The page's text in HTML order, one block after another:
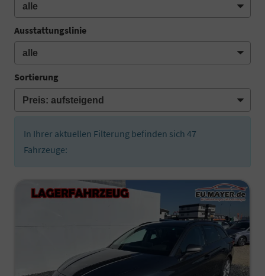
Ausstattungslinie
Sortierung
In Ihrer aktuellen Filterung befinden sich 47
Fahrzeuge: